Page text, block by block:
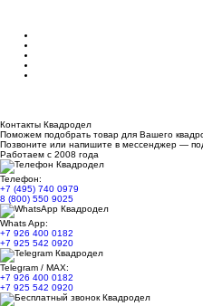
Контакты Квадродел
Поможем подобрать товар для Вашего
Позвоните или напишите в мессенджер —
Работаем с 2008 года
Телефон:
+7 (495) 740 0979
8 (800) 550 9025
Whats App:
+7 926 400 0182
+7 925 542 0920
Telegram / MAX:
+7 926 400 0182
+7 925 542 0920